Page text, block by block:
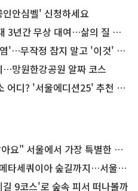
안심벨' 신청하세요
간 무상 대여…삶의 질 높인다
작정 참지 말고 '이것' 해보세요!
…망원한강공원 알짜 코스
디? '서울에디션25' 추천 코스
에서 가장 특별한 편의점의 정체
이아 숲길까지…서울둘레길 15코스
9코스'로 숲속 피서 떠나볼까